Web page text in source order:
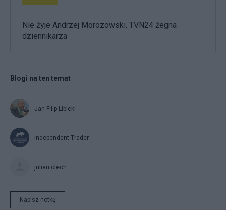
Nie żyje Andrzej Morozowski. TVN24 żegna
dziennikarza
Blogi na ten temat
Jan Filip Libicki
Independent Trader
julian olech
Napisz notkę